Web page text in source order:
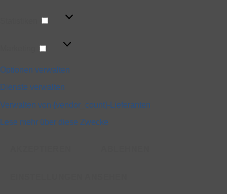
Statistiken
Marketing
Optionen verwalten
Dienste verwalten
Verwalten von {vendor_count}-Lieferanten
Lese mehr über diese Zwecke